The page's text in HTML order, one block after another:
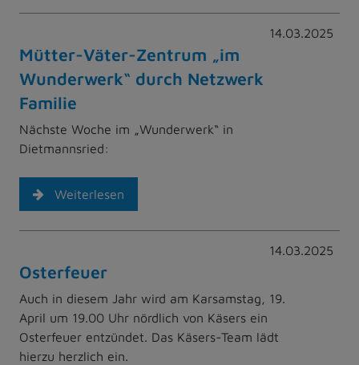
14.03.2025
Mütter-Väter-Zentrum „im
Wunderwerk“ durch Netzwerk
Familie
Nächste Woche im „Wunderwerk“ in
Dietmannsried:
Weiterlesen
14.03.2025
Osterfeuer
Auch in diesem Jahr wird am Karsamstag, 19.
April um 19.00 Uhr nördlich von Käsers ein
Osterfeuer entzündet. Das Käsers-Team lädt
hierzu herzlich ein.